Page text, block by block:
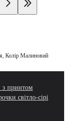
Колір Малиновий
з принтом
світло-сірі